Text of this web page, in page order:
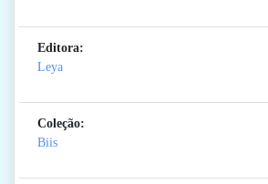
Editora:
Leya
Coleção:
Biis